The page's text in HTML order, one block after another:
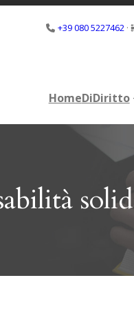
+39 080 5227462 ·
HomeDiDiritto